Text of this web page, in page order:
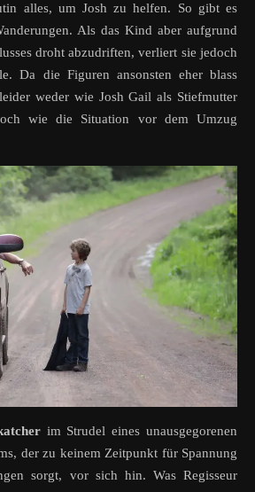
alles, um Josh zu helfen. So gibt es
Als das Kind aber aufgrund
droht abzudriften, verliert sie jedoch
Da die Figuren ansonsten eher blass
weder wie Josh Gail als Stiefmutter
wie die Situation vor dem Umzug
im Strudel eines unausgegorenen
der zu keinem Zeitpunkt für Spannung
sorgt, vor sich hin. Was Regisseur